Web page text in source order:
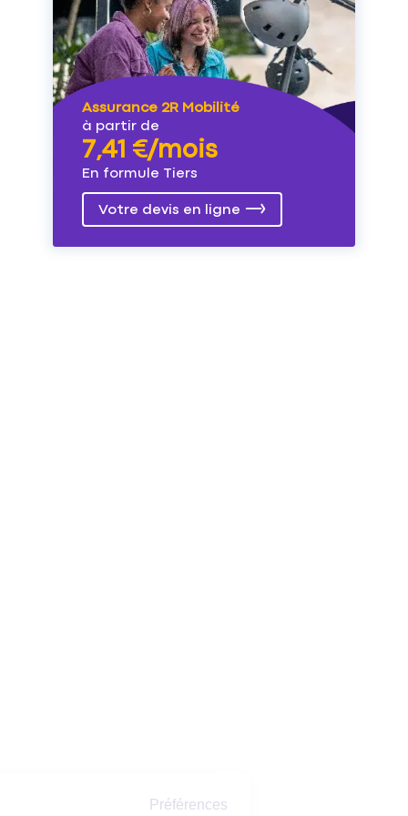
Assurance 2R Mobilité
à partir de
7,41 €/mois
En formule Tiers
Votre devis en ligne